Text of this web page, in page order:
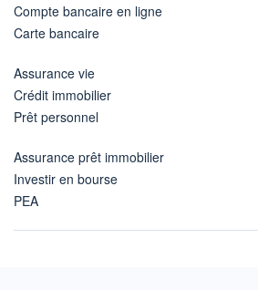
Compte bancaire en ligne
Carte bancaire
Assurance vie
Crédit immobilier
Prêt personnel
Assurance prêt immobilier
Investir en bourse
PEA